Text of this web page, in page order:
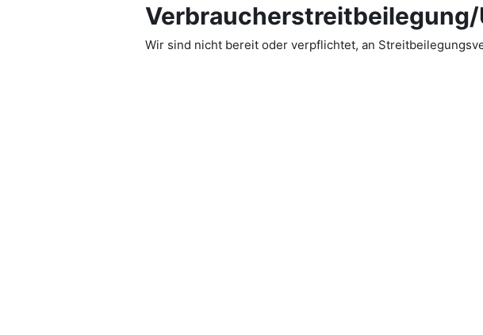
Wir sind nicht bereit oder verpflichtet, an